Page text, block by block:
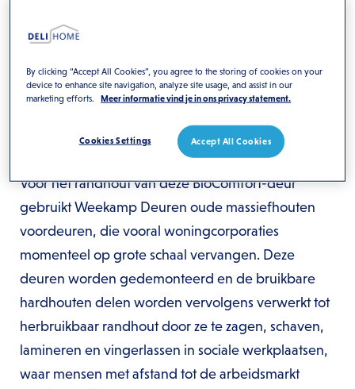
renovatiemarkt.
Weekamp Deuren presenteert trots haar nieuw
ontwikkelde voordeur, die voldoet aan de hoogste
duurzaamheidseisen en tevens een positieve
sociale impact heeft tijdens het productieproces.
Voor het randhout van deze BioComfort-deur
gebruikt Weekamp Deuren oude massiefhouten
voordeuren, die vooral woningcorporaties
momenteel op grote schaal vervangen. Deze
deuren worden gedemonteerd en de bruikbare
hardhouten delen worden vervolgens verwerkt tot
herbruikbaar randhout door ze te zagen, schaven,
lamineren en vingerlassen in sociale werkplaatsen,
waar mensen met afstand tot de arbeidsmarkt
By clicking “Accept All Cookies”, you agree to the storing of cookies on your
device to enhance site navigation, analyze site usage, and assist in our
marketing efforts.
Meer informatie vind je in ons privacy statement.
Accept All Cookies
Cookies Settings